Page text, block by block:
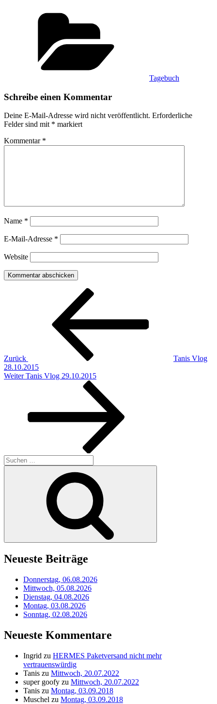
Tagebuch
Schreibe einen Kommentar
Deine E-Mail-Adresse wird nicht veröffentlicht. Erforderliche
Felder sind mit * markiert
Kommentar *
Name *
E-Mail-Adresse *
Website
Beitragsnavigation
Zurück
Tanis Vlog
28.10.2015
Nächster
Weiter Tanis Vlog 29.10.2015
Suchen
nach:
Neueste Beiträge
Donnerstag, 06.08.2026
Mittwoch, 05.08.2026
Dienstag, 04.08.2026
Montag, 03.08.2026
Sonntag, 02.08.2026
Neueste Kommentare
Ingrid zu HERMES Paketversand nicht mehr
vertrauenswürdig
Tanis zu Mittwoch, 20.07.2022
super goofy zu Mittwoch, 20.07.2022
Tanis zu Montag, 03.09.2018
Muschel zu Montag, 03.09.2018